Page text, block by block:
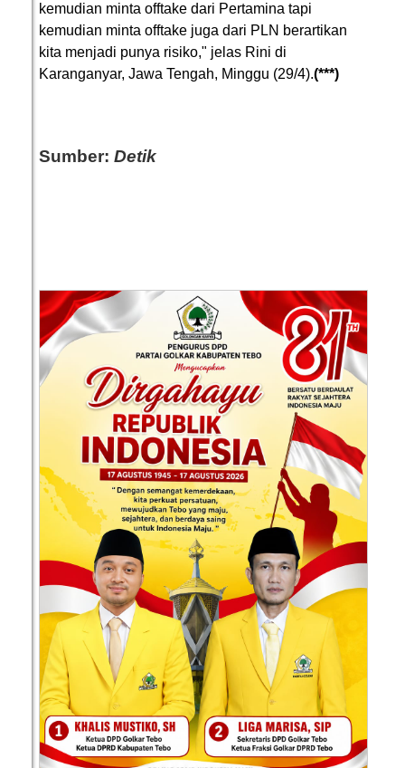
kemudian minta offtake dari Pertamina tapi
kemudian minta offtake juga dari PLN berartikan
kita menjadi punya risiko," jelas Rini di
Karanganyar, Jawa Tengah, Minggu (29/4).(***)
Sumber: Detik